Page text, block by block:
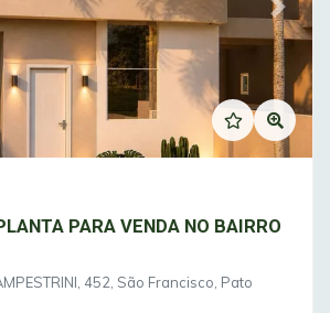
Next
PARA VENDA NO BAIRRO
452, São Francisco, Pato